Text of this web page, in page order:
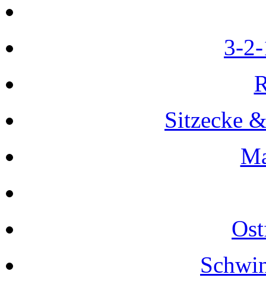
3-
Sitzecke